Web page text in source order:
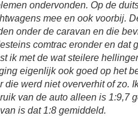
ondervonden. Op de
mee en ook voorbij.
onder de caravan en die
comtrac eronder en dat
ik met de wat steilere
eigenlijk ook goed op het
die werd niet oververhit of zo.
van de auto alleen is 1:9,7
is dat 1:8 gemiddeld.